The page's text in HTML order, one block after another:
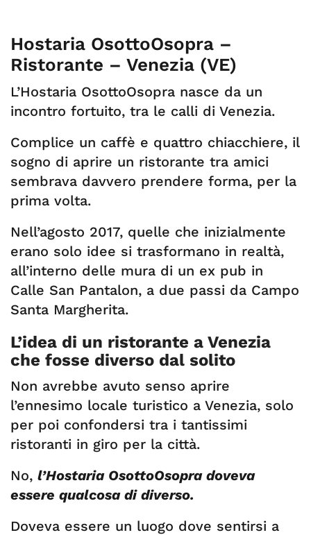
Hostaria OsottoOsopra –
Ristorante – Venezia (VE)
L’Hostaria OsottoOsopra nasce da un
incontro fortuito, tra le calli di Venezia.
Complice un caffè e quattro chiacchiere, il
sogno di aprire un ristorante tra amici
sembrava davvero prendere forma, per la
prima volta.
Nell’agosto 2017, quelle che inizialmente
erano solo idee si trasformano in realtà,
all’interno delle mura di un ex pub in
Calle San Pantalon, a due passi da Campo
Santa Margherita.
L’idea di un ristorante a Venezia
che fosse diverso dal solito
Non avrebbe avuto senso aprire
l’ennesimo locale turistico a Venezia, solo
per poi confondersi tra i tantissimi
ristoranti in giro per la città.
No, l’Hostaria OsottoOsopra doveva
essere qualcosa di diverso.
Doveva essere un luogo dove sentirsi a